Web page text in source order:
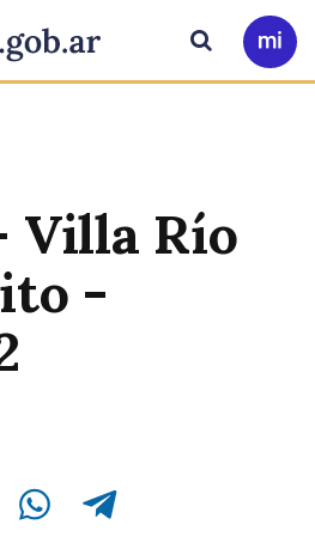
Ir
a
Buscar
Villa Río
-
Compartir en Whatsapp Compartir en Telegram